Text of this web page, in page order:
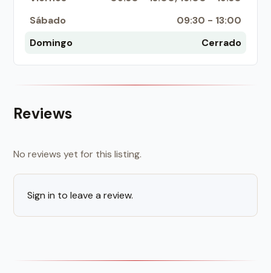
Sábado
09:30 - 13:00
Domingo
Cerrado
Reviews
No reviews yet for this listing.
Sign in to leave a review.